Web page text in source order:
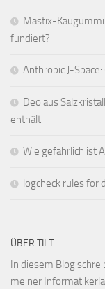
Mastix-
fundiert?
Anthropic J-
Deo aus
enthält
Wie gefährlich ist
logcheck rules for
ÜBER TILT
In diesem Blog
meiner